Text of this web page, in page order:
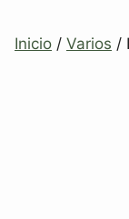
Inicio / Varios /